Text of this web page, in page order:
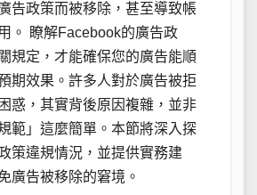
告政策而被移除，甚至導致帳
。 瞭解Facebook的廣告政
規定，才能確保您的廣告能順
期效果。許多人對於廣告被拒
惑，其實背後原因複雜，並非
範」這麼簡單。本節將深入探
策違規情況，並提供實務建
廣告被移除的窘境。